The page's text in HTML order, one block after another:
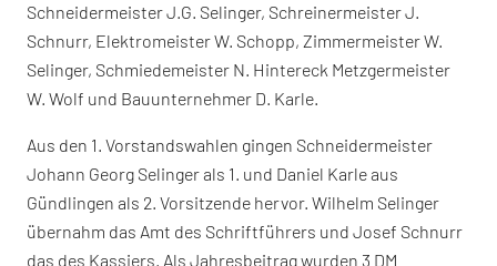
Schneidermeister J.G. Selinger, Schreinermeister J.
Schnurr, Elektromeister W. Schopp, Zimmermeister W.
Selinger, Schmiedemeister N. Hintereck Metzgermeister
W. Wolf und Bauunternehmer D. Karle.
Aus den 1. Vorstandswahlen gingen Schneidermeister
Johann Georg Selinger als 1. und Daniel Karle aus
Gündlingen als 2. Vorsitzende hervor. Wilhelm Selinger
übernahm das Amt des Schriftführers und Josef Schnurr
das des Kassiers. Als Jahresbeitrag wurden 3 DM